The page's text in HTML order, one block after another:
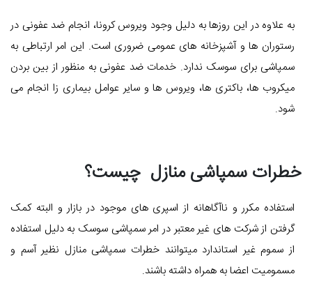
به علاوه در این روزها به دلیل وجود ویروس کرونا، انجام ضد عفونی در
رستوران ها و آشپزخانه های عمومی ضروری است. این امر ارتباطی به
سمپاشی برای سوسک ندارد. خدمات ضد عفونی به منظور از بین بردن
میکروب ها، باکتری ها، ویروس ها و سایر عوامل بیماری زا انجام می
شود.
خطرات سمپاشی منازل چیست؟
استفاده مکرر و ناآگاهانه از اسپری های موجود در بازار و البته کمک
گرفتن از شرکت های غیر معتبر در امر سمپاشی سوسک به دلیل استفاده
از سموم غیر استاندارد میتوانند خطرات سمپاشی منازل نظیر آسم و
مسمومیت اعضا به همراه داشته باشند.